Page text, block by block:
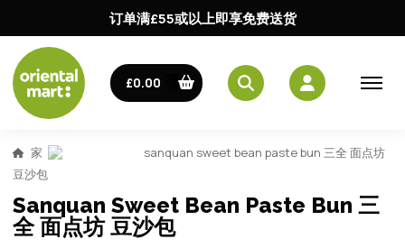
订单满£55或以上即享免费送货
£0.00
家
sanquan sweet bean paste bun 三全 面点坊
豆沙包
Sanquan Sweet Bean Paste Bun 三
全 面点坊 豆沙包